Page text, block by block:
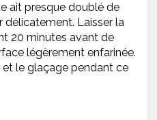
ait presque doublé de
délicatement. Laisser la
20 minutes avant de
légèrement enfarinée.
et le glaçage pendant ce